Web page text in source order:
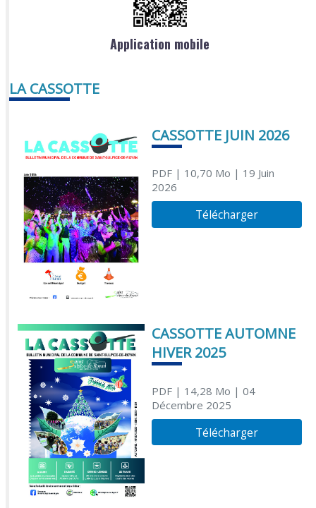
Application mobile
LA CASSOTTE
CASSOTTE JUIN 2026
PDF| 10,70 Mo | 19 Juin
2026
Télécharger
CASSOTTE AUTOMNE
HIVER 2025
PDF| 14,28 Mo | 04
Décembre 2025
Télécharger